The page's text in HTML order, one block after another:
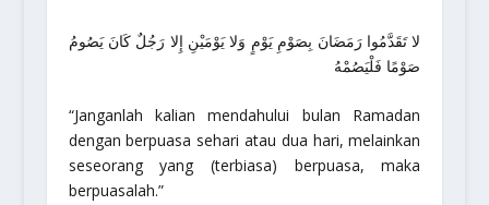
لا تَقَدَّمُوا رَمَضَانَ بِصَوْمِ يَوْمٍ وَلا يَوْمَيْنِ إِلا رَجُلٌ كَانَ يَصُومُ
صَوْمًا فَلْيَصُمْهُ
“Janganlah kalian mendahului bulan Ramadan
dengan berpuasa sehari atau dua hari, melainkan
seseorang yang (terbiasa) berpuasa, maka
berpuasalah.”